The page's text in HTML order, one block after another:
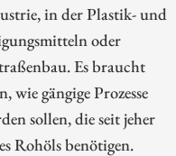
in der Plastik- und
oder
Es braucht
wie gängige Prozesse
sollen, die seit jeher
Rohöls benötigen.